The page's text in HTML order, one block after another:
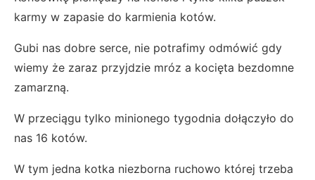
karmy w zapasie do karmienia kotów.
Gubi nas dobre serce, nie potrafimy odmówić gdy
wiemy że zaraz przyjdzie mróz a kocięta bezdomne
zamarzną.
W przeciągu tylko minionego tygodnia dołączyło do
nas 16 kotów.
W tym jedna kotka niezborna ruchowo której trzeba